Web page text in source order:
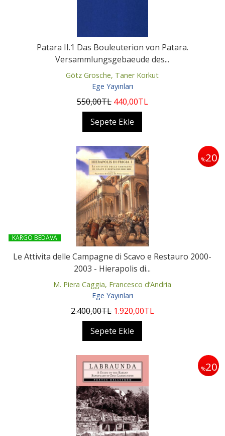
Patara II.1 Das Bouleuterion von Patara.
Versammlungsgebaeude des...
Götz Grosche, Taner Korkut
Ege Yayınları
550,00TL 440,00TL
Sepete Ekle
%20
KARGO BEDAVA
Le Attivita delle Campagne di Scavo e Restauro 2000-
2003 - Hierapolis di...
M. Piera Caggia, Francesco d’Andria
Ege Yayınları
2.400,00TL 1.920,00TL
Sepete Ekle
%20